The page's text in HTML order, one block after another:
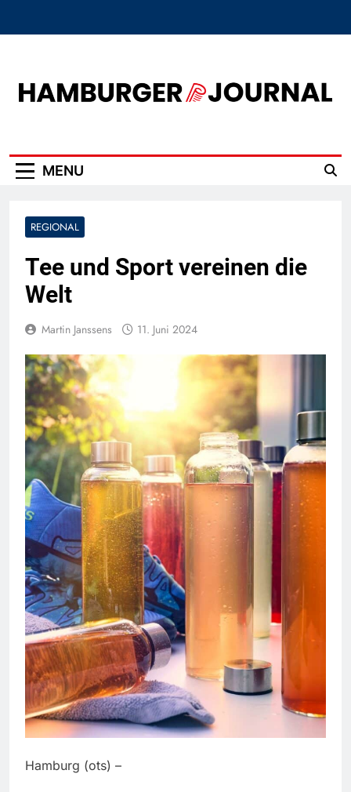
MENU
REGIONAL
Tee und Sport vereinen die
Welt
Martin Janssens 11. Juni 2024
Hamburg (ots) –